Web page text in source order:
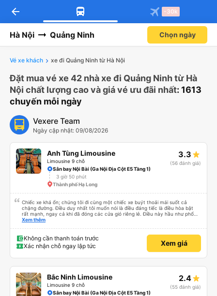
arrow_back -30k
Hà Nội Quảng Ninh Chọn ngày
Vé xe khách xe đi Quảng Ninh từ Hà Nội
Đặt mua vé xe 42 nhà xe đi Quảng Ninh từ Hà
Nội chất lượng cao và giá vé ưu đãi nhất: 1613
chuyến mỗi ngày
Vexere Team
Ngày cập nhật: 09/08/2026
Anh Tùng Limousine
Limousine 9 chỗ
3.3
(56 đánh giá)
Sân bay Nội Bài (Ga Nội Địa Cột E5 Tầng 1)
3 giờ 50 phút
Thành phố Hạ Long
Chiếc xe khá ổn; chúng tôi đi cùng một chiếc xe buýt thoải mái suốt cả
chặng đường. Điều duy nhất tôi muốn nói là điều đáng tiếc là điều hòa bật
rất mạnh, ngay cả khi đã đóng các cửa gió riêng lẻ. Điều này hầu như phổ
biến ở châu Á. Vì vậy, hãy mang theo quần áo ấm hoặc thứ gì đó để che
Xem thêm
Không cần thanh toán trước
Xác nhận chỗ ngay lập tức
Xem giá
Bắc Ninh Limousine
Limousine 9 chỗ
2.4
(55 đánh giá)
Sân bay Nội Bài (Ga Nội Địa Cột E5 Tầng 1)